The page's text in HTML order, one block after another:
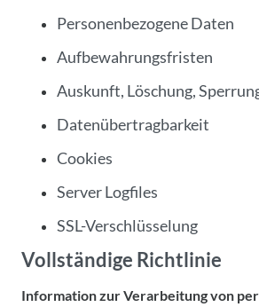
Personenbezogene Daten
Aufbewahrungsfristen
Auskunft, Löschung,
Datenübertragbarkeit
Cookies
Server Logfiles
SSL-Verschlüsselung
Vollständige Richtlinie
Information zur Verarbeitung von